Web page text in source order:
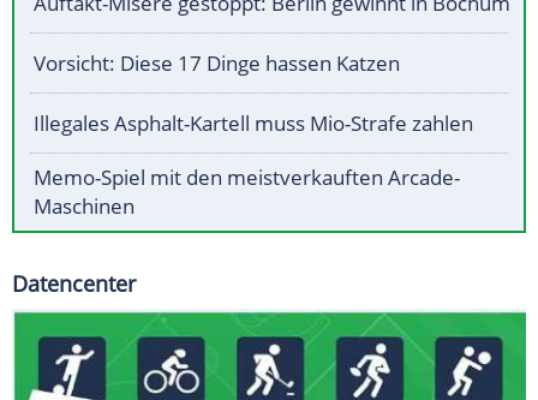
Vorsicht: Diese 17 Dinge hassen Katzen
Illegales Asphalt-Kartell muss Mio-Strafe zahlen
Memo-Spiel mit den meistverkauften Arcade-
Maschinen
Datencenter